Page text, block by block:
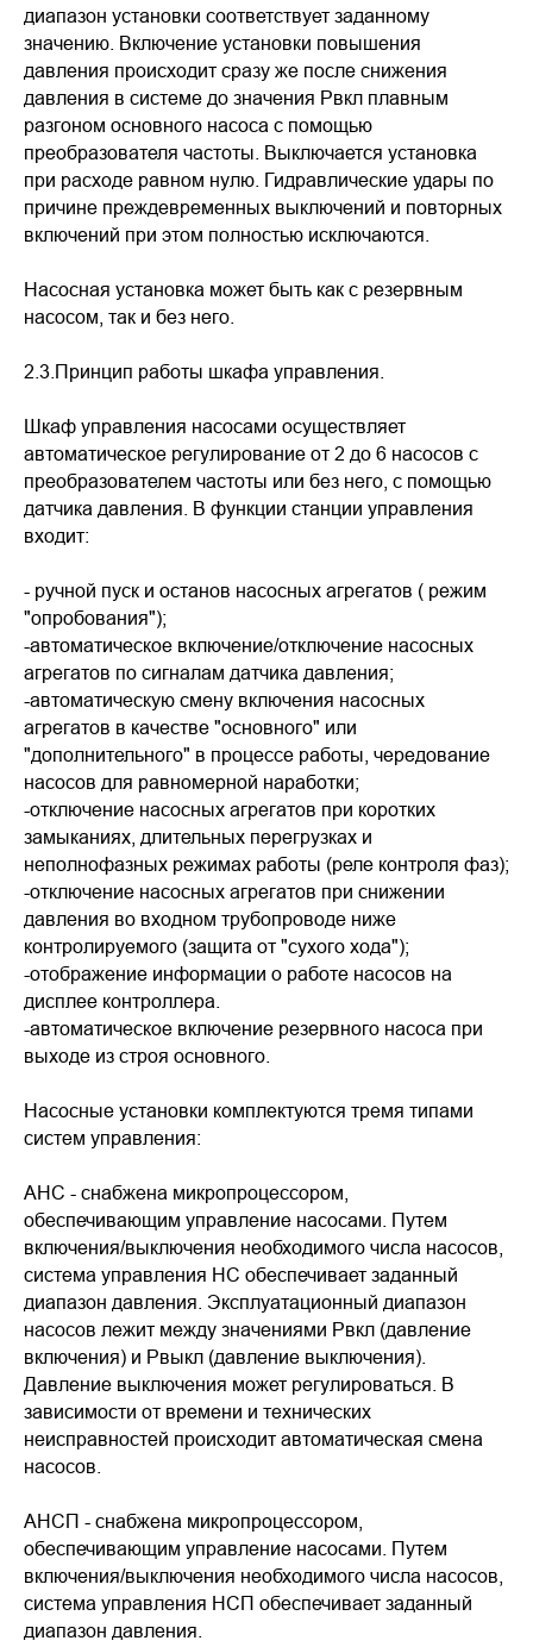
диапазон установки соответствует заданному
значению. Включение установки повышения
давления происходит сразу же после снижения
давления в системе до значения Рвкл плавным
разгоном основного насоса с помощью
преобразователя частоты. Выключается установка
при расходе равном нулю. Гидравлические удары по
причине преждевременных выключений и повторных
включений при этом полностью исключаются.
Насосная установка может быть как с резервным
насосом, так и без него.
2.3.Принцип работы шкафа управления.
Шкаф управления насосами осуществляет
автоматическое регулирование от 2 до 6 насосов с
преобразователем частоты или без него, с помощью
датчика давления. В функции станции управления
входит:
- ручной пуск и останов насосных агрегатов ( режим
"опробования");
-автоматическое включение/отключение насосных
агрегатов по сигналам датчика давления;
-автоматическую смену включения насосных
агрегатов в качестве "основного" или
"дополнительного" в процессе работы, чередование
насосов для равномерной наработки;
-отключение насосных агрегатов при коротких
замыканиях, длительных перегрузках и
неполнофазных режимах работы (реле контроля фаз);
-отключение насосных агрегатов при снижении
давления во входном трубопроводе ниже
контролируемого (защита от "сухого хода");
-отображение информации о работе насосов на
дисплее контроллера.
-автоматическое включение резервного насоса при
выходе из строя основного.
Насосные установки комплектуются тремя типами
систем управления:
АНС - снабжена микропроцессором,
обеспечивающим управление насосами. Путем
включения/выключения необходимого числа насосов,
система управления НС обеспечивает заданный
диапазон давления. Эксплуатационный диапазон
насосов лежит между значениями Рвкл (давление
включения) и Рвыкл (давление выключения).
Давление выключения может регулироваться. В
зависимости от времени и технических
неисправностей происходит автоматическая смена
насосов.
АНСП - снабжена микропроцессором,
обеспечивающим управление насосами. Путем
включения/выключения необходимого числа насосов,
система управления НСП обеспечивает заданный
диапазон давления.